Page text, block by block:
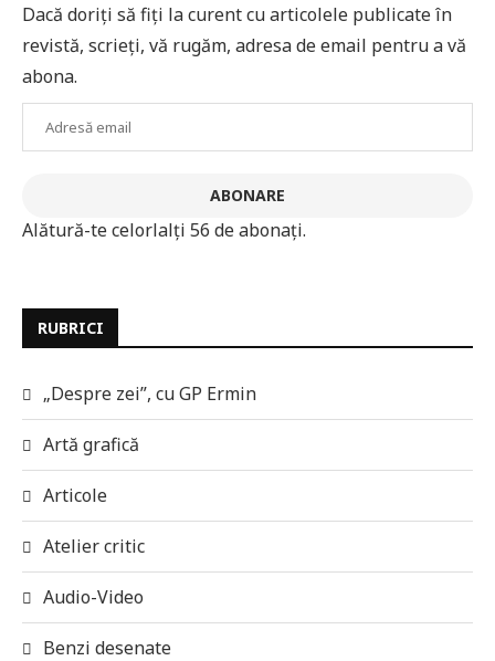
Dacă doriți să fiți la curent cu articolele publicate în
revistă, scrieți, vă rugăm, adresa de email pentru a vă
abona.
ABONARE
Alătură-te celorlalți 56 de abonați.
RUBRICI
„Despre zei”, cu GP Ermin
Artă grafică
Articole
Atelier critic
Audio-Video
Benzi desenate